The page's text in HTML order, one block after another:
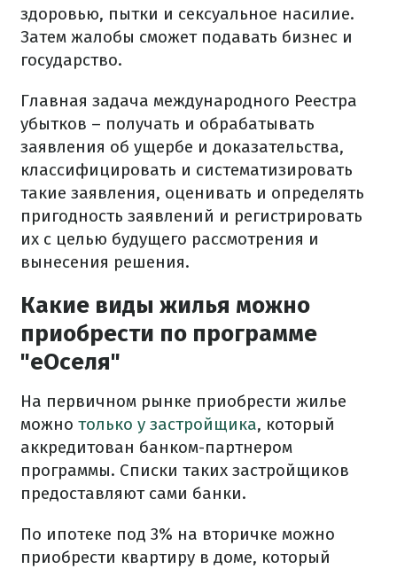
здоровью, пытки и сексуальное насилие.
Затем жалобы сможет подавать бизнес и
государство.
Главная задача международного Реестра
убытков – получать и обрабатывать
заявления об ущербе и доказательства,
классифицировать и систематизировать
такие заявления, оценивать и определять
пригодность заявлений и регистрировать
их с целью будущего рассмотрения и
вынесения решения.
Какие виды жилья можно
приобрести по программе
"еОселя"
На первичном рынке приобрести жилье
можно только у застройщика, который
аккредитован банком-партнером
программы. Списки таких застройщиков
предоставляют сами банки.
По ипотеке под 3% на вторичке можно
приобрести квартиру в доме, который